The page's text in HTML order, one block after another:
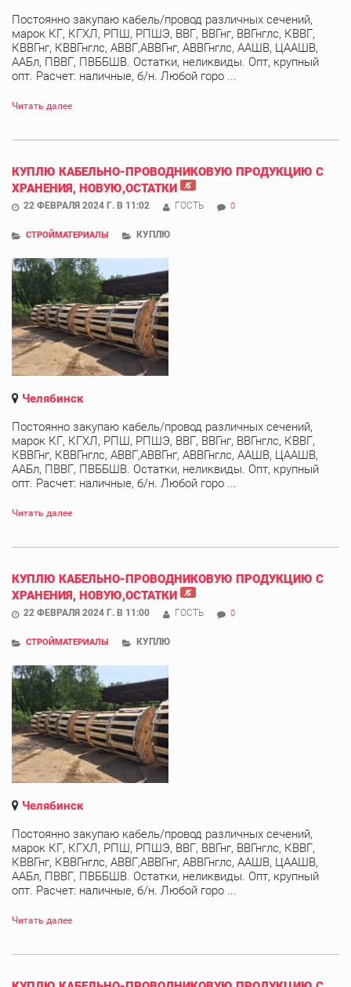
Постоянно закупаю кабель/провод различных сечений,
марок КГ, КГХЛ, РПШ, РПШЭ, ВВГ, ВВГнг, ВВГнглс, КВВГ,
КВВГнг, КВВГнглс, АВВГ,АВВГнг, АВВГнглс, ААШВ, ЦААШВ,
ААБл, ПВВГ, ПВББШВ. Остатки, неликвиды. Опт, крупный
опт. Расчет: наличные, б/н. Любой горо ...
Читать далее
КУПЛЮ КАБЕЛЬНО-ПРОВОДНИКОВУЮ ПРОДУКЦИЮ С
ХРАНЕНИЯ, НОВУЮ,ОСТАТКИ
22 ФЕВРАЛЯ 2024 Г. В 11:02 ГОСТЬ 0
СТРОЙМАТЕРИАЛЫ КУПЛЮ
Челябинск
Постоянно закупаю кабель/провод различных сечений,
марок КГ, КГХЛ, РПШ, РПШЭ, ВВГ, ВВГнг, ВВГнглс, КВВГ,
КВВГнг, КВВГнглс, АВВГ,АВВГнг, АВВГнглс, ААШВ, ЦААШВ,
ААБл, ПВВГ, ПВББШВ. Остатки, неликвиды. Опт, крупный
опт. Расчет: наличные, б/н. Любой горо ...
Читать далее
КУПЛЮ КАБЕЛЬНО-ПРОВОДНИКОВУЮ ПРОДУКЦИЮ С
ХРАНЕНИЯ, НОВУЮ,ОСТАТКИ
22 ФЕВРАЛЯ 2024 Г. В 11:00 ГОСТЬ 0
СТРОЙМАТЕРИАЛЫ КУПЛЮ
Челябинск
Постоянно закупаю кабель/провод различных сечений,
марок КГ, КГХЛ, РПШ, РПШЭ, ВВГ, ВВГнг, ВВГнглс, КВВГ,
КВВГнг, КВВГнглс, АВВГ,АВВГнг, АВВГнглс, ААШВ, ЦААШВ,
ААБл, ПВВГ, ПВББШВ. Остатки, неликвиды. Опт, крупный
опт. Расчет: наличные, б/н. Любой горо ...
Читать далее